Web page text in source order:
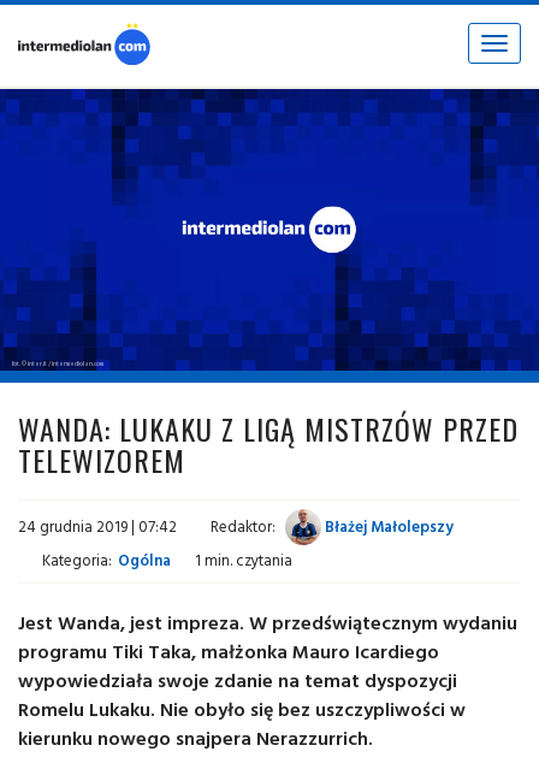
Toggle
fot. © inter.it / intermediolan.com
WANDA: LUKAKU Z LIGĄ MISTRZÓW PRZED
TELEWIZOREM
24 grudnia 2019 | 07:42 Redaktor:
Błażej Małolepszy
Kategoria: Ogólna 1 min. czytania
Jest Wanda, jest impreza. W przedświątecznym wydaniu
programu Tiki Taka, małżonka Mauro Icardiego
wypowiedziała swoje zdanie na temat dyspozycji
Romelu Lukaku. Nie obyło się bez uszczypliwości w
kierunku nowego snajpera Nerazzurrich.